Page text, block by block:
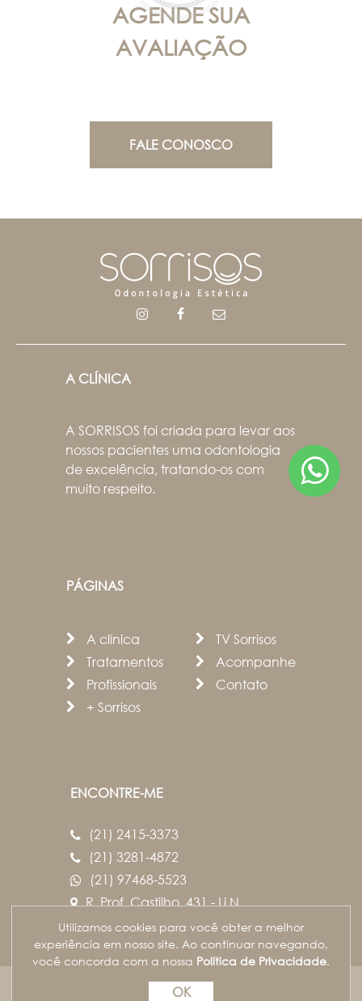
AGENDE SUA
AVALIAÇÃO
FALE CONOSCO
Utilizamos cookies para você obter a melhor
experiência em nosso site. Ao continuar navegando,
você concorda com a nossa Política de Privacidade.
OK
A CLÍNICA
A SORRISOS foi criada para levar aos
nossos pacientes uma odontologia
de excelência, tratando-os com
muito respeito.
PÁGINAS
A clínica
Tratamentos
Profissionais
+ Sorrisos
TV Sorrisos
Acompanhe
Contato
ENCONTRE-ME
(21) 2415-3373
(21) 3281-4872
(21) 97468-5523
R. Prof. Castilho, 431 - Lj.N
Campo Grande
Rio de Janeiro/RJ
Resp. Técnica: Dra Danielle Racca Vianna Vieira |